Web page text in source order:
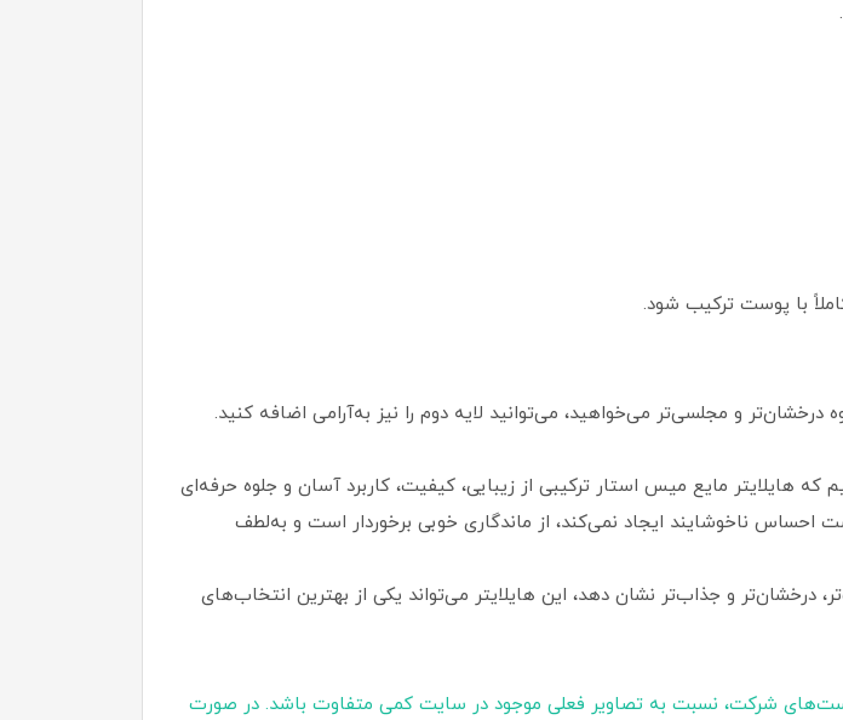
با پوست ترکیب شود.
درخشان‌تر و مجلسی‌تر می‌خواهید، می‌توانید لایه دوم را نیز به‌آرامی اضافه کنید.
هایلایتر مایع میس استار ترکیبی از زیبایی، کیفیت، کاربرد آسان و جلوه حرفه‌ای
احساس ناخوشایند ایجاد نمی‌کند، از ماندگاری خوبی برخوردار است و به‌لطف
درخشان‌تر و جذاب‌تر نشان دهد، این هایلایتر می‌تواند یکی از بهترین انتخاب‌های
شرکت، نسبت به تصاویر فعلی موجود در سایت کمی متفاوت باشد. در صورت